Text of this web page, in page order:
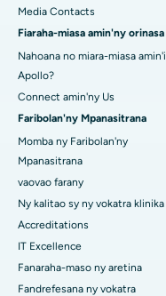
Media Contacts
Fiaraha-miasa amin'ny orinasa
Nahoana no miara-miasa amin'i
Apollo?
Connect amin'ny Us
Faribolan'ny Mpanasitrana
Momba ny Faribolan'ny
Mpanasitrana
vaovao farany
Ny kalitao sy ny vokatra klinika
Accreditations
IT Excellence
Fanaraha-maso ny aretina
Fandrefesana ny vokatra